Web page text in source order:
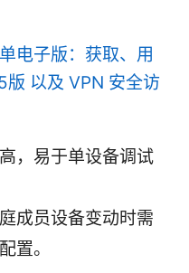
电子版：获取、用
以及 VPN 安全访
，易于单设备调试
成员设备变动时需
置。